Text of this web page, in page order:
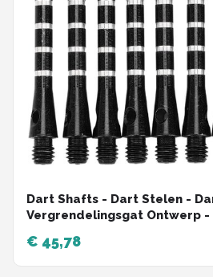
Dart Shafts - Dart Stelen -
Vergrendelingsgat Ontwerp -
€ 45,78